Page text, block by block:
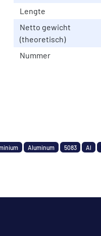
Lengte
Netto gewicht
(theoretisch)
Nummer
Aluminum 5083 Al